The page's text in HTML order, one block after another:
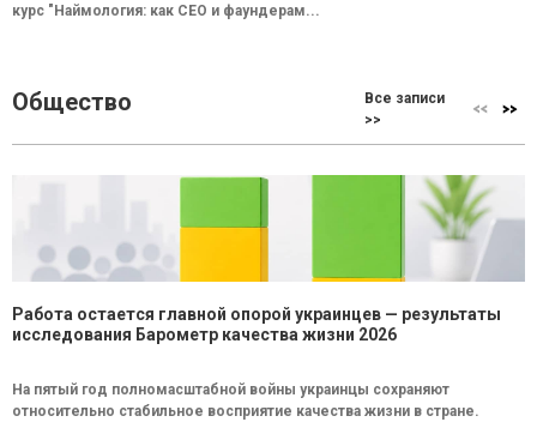
курс "Наймология: как СEO и фаундерам...
Общество
Все записи
>>
Работа остается главной опорой украинцев — результаты
исследования Барометр качества жизни 2026
На пятый год полномасштабной войны украинцы сохраняют
относительно стабильное восприятие качества жизни в стране.